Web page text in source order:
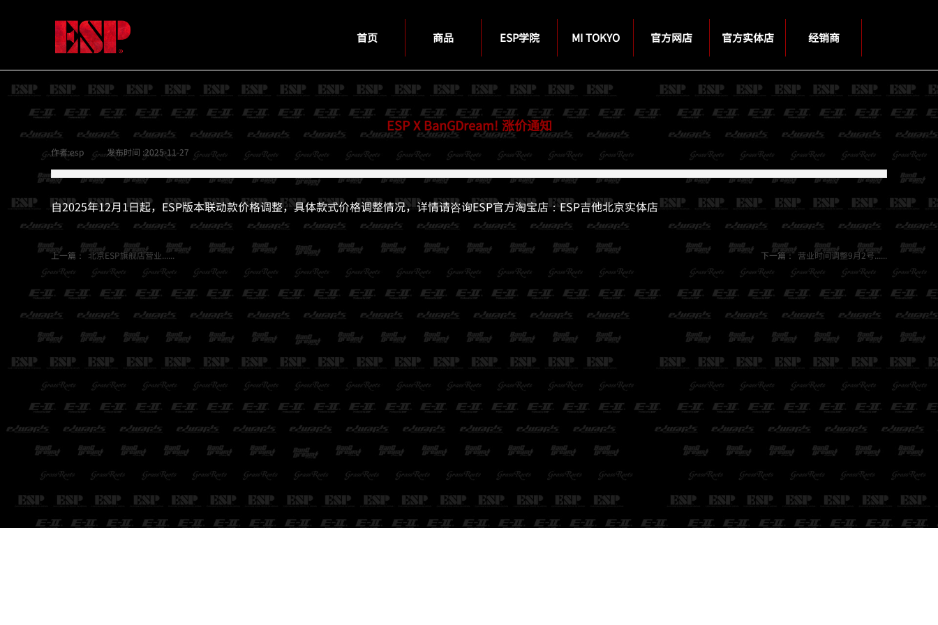
首页 商品 ESP学院 MI TOKYO 官方网店 官方实体店 经销商
ESP X BanGDream! 涨价通知
作者:esp 发布时间 :2025-11-27 | |
自2025年12月1日起，ESP版本联动款价格调整，具体款式价格调整情况，详情请咨询ESP官方淘宝店：ESP吉他北京实体店
上一篇： 北京ESP旗舰店营业...... 下一篇： 营业时间调整9月2号......